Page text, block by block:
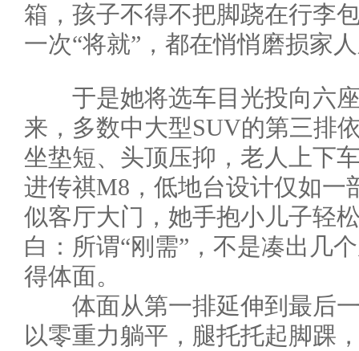
箱，孩子不得不把脚跷在行李
一次“将就”，都在悄悄磨损家
于是她将选车目光投向六座
来，多数中大型SUV的第三排
坐垫短、头顶压抑，老人上下
进传祺M8，低地台设计仅如一
似客厅大门，她手抱小儿子轻
白：所谓“刚需”，不是凑出几
得体面。
体面从第一排延伸到最后一
以零重力躺平，腿托托起脚踝